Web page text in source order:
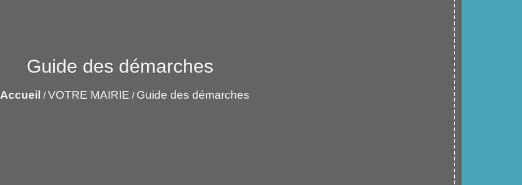
Guide des démarches
Accueil /VOTRE MAIRIE / Guide des démarches